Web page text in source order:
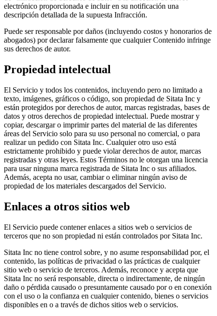
electrónico proporcionada e incluir en su notificación una
descripción detallada de la supuesta Infracción.
Puede ser responsable por daños (incluyendo costos y honorarios de
abogados) por declarar falsamente que cualquier Contenido infringe
sus derechos de autor.
Propiedad intelectual
El Servicio y todos los contenidos, incluyendo pero no limitado a
texto, imágenes, gráficos o código, son propiedad de Sitata Inc y
están protegidos por derechos de autor, marcas registradas, bases de
datos y otros derechos de propiedad intelectual. Puede mostrar y
copiar, descargar o imprimir partes del material de las diferentes
áreas del Servicio solo para su uso personal no comercial, o para
realizar un pedido con Sitata Inc. Cualquier otro uso está
estrictamente prohibido y puede violar derechos de autor, marcas
registradas y otras leyes. Estos Términos no le otorgan una licencia
para usar ninguna marca registrada de Sitata Inc o sus afiliados.
Además, acepta no usar, cambiar o eliminar ningún aviso de
propiedad de los materiales descargados del Servicio.
Enlaces a otros sitios web
El Servicio puede contener enlaces a sitios web o servicios de
terceros que no son propiedad ni están controlados por Sitata Inc.
Sitata Inc no tiene control sobre, y no asume responsabilidad por, el
contenido, las políticas de privacidad o las prácticas de cualquier
sitio web o servicio de terceros. Además, reconoce y acepta que
Sitata Inc no será responsable, directa o indirectamente, de ningún
daño o pérdida causado o presuntamente causado por o en conexión
con el uso o la confianza en cualquier contenido, bienes o servicios
disponibles en o a través de dichos sitios web o servicios.